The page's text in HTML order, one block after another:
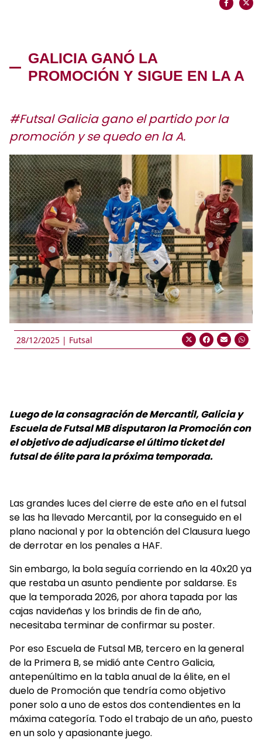
GALICIA GANÓ LA
PROMOCIÓN Y SIGUE EN LA A
#Futsal Galicia gano el partido por la
promoción y se quedo en la A.
28/12/2025 | Futsal
Luego de la consagración de Mercantil, Galicia y
Escuela de Futsal MB disputaron la Promoción con
el objetivo de adjudicarse el último ticket del
futsal de élite para la próxima temporada.
Las grandes luces del cierre de este año en el futsal
se las ha llevado Mercantil, por la conseguido en el
plano nacional y por la obtención del Clausura luego
de derrotar en los penales a HAF.
Sin embargo, la bola seguía corriendo en la 40x20 ya
que restaba un asunto pendiente por saldarse. Es
que la temporada 2026, por ahora tapada por las
cajas navideñas y los brindis de fin de año,
necesitaba terminar de confirmar su poster.
Por eso Escuela de Futsal MB, tercero en la general
de la Primera B, se midió ante Centro Galicia,
antepenúltimo en la tabla anual de la élite, en el
duelo de Promoción que tendría como objetivo
poner solo a uno de estos dos contendientes en la
máxima categoría. Todo el trabajo de un año, puesto
en un solo y apasionante juego.